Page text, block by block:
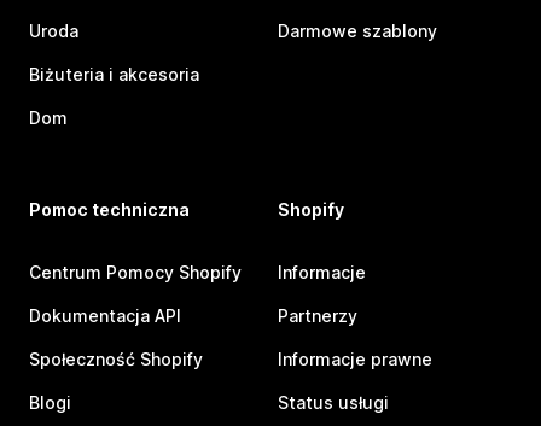
Uroda
Biżuteria i akcesoria
Dom
Darmowe szablony
Pomoc techniczna
Centrum Pomocy Shopify
Dokumentacja API
Społeczność Shopify
Blogi
Shopify
Informacje
Partnerzy
Informacje prawne
Status usługi